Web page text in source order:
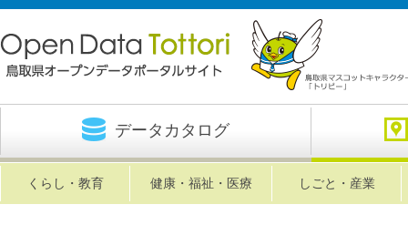
データカタログ
くらし・教育 健康・福祉・医療 しごと・産業